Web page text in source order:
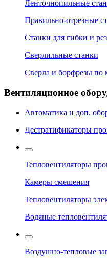
Ленточнопильные
Правильно-отрезные
Станки для гибки и
Сверлильные станки
Сверла и борфрезы по
Вентиляционное
Автоматика и доп.
Дестратификаторы
Тепловентиляторы
Камеры смешения
Тепловентиляторы
Водяные
Воздушно-тепловые